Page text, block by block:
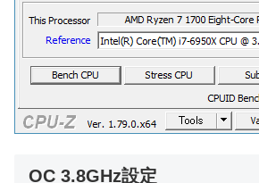
OC 3.8GHz設定